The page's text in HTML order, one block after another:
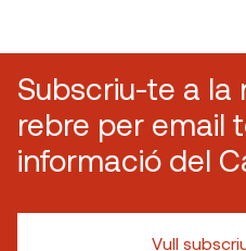
Subscriu-te a la
rebre per email
informació del
Vull